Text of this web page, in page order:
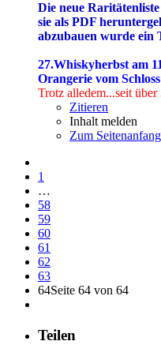
Die neue
sie als PDF
abzubauen wurde ein
27.Whiskyherbst am
Orangerie vom
Trotz alledem...seit über
Zitieren
Inhalt melden
Zum Seitenanfang
1
…
58
59
60
61
62
63
64Seite 64 von 64
Teilen